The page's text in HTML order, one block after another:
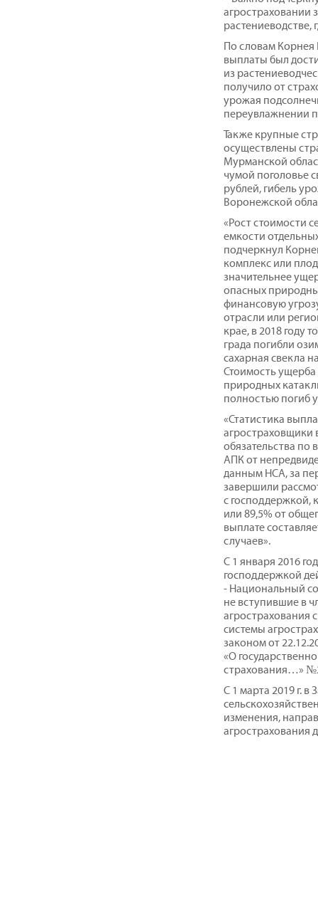
агростраховании
растениеводстве,
По словам
выплаты был
из
получило от
урожая
переувлажнении
Также крупные
осуществлены
Мурманской
чумой поголовье
рублей, гибель
Воронежской
«Рост стоимости
емкости
подчеркнул
комплекс или
значительнее
опасных
финансовую
отрасли или
крае, в 2018 году
града погибли
сахарная свекла
Стоимость ущерба
природных
полностью погиб
«Статистика
агростраховщики
обязательства
АПК от
данным НСА, за
завершили
с господдержкой,
или 89,5% от
выплате
случаев».
С 1 января 2016
господдержкой
- Национальный
не вступившие в
агрострахования
системы
законом от
«О
страхования…»
С 1 марта 2019 г.
изменения,
агрострахования